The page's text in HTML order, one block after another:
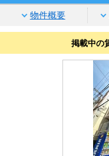
物件概要
掲載中の